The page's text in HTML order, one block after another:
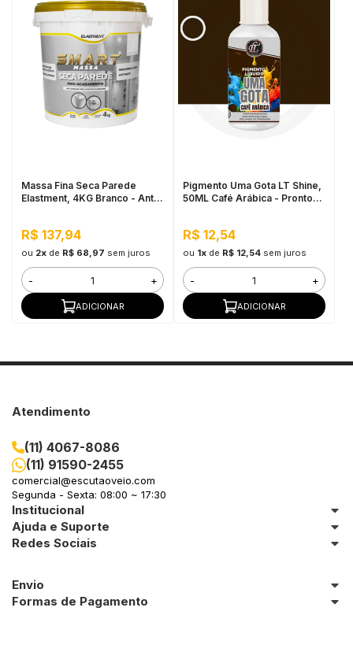
Massa Fina Seca Parede
Elastment, 4KG Branco - Anti
R$ 137,94
ou 2xde R$ 68,97 sem juros
- +
ADICIONAR
Pigmento Uma Gota LT Shine,
50ML Café Arábica - Pronto
R$ 12,54
ou 1xde R$ 12,54 sem juros
- +
ADICIONAR
Atendimento
(11) 4067-8086
(11) 91590-2455
comercial@escutaoveio.com
Segunda - Sexta: 08:00 ~ 17:30
Institucional
Ajuda e Suporte
Redes Sociais
Envio
Formas de Pagamento